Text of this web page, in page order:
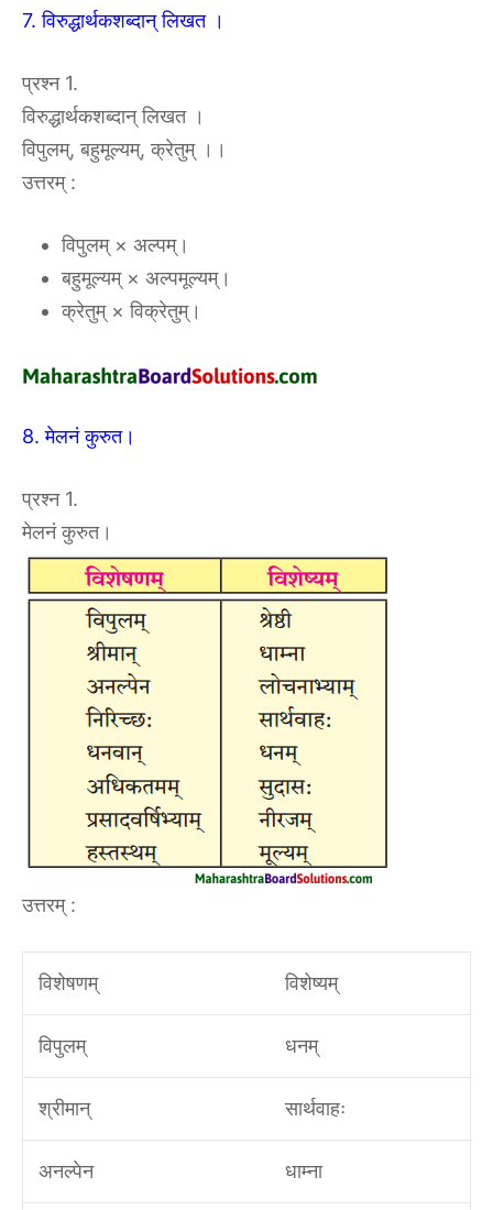
7. विरुद्धार्थकशब्दान् लिखत ।
प्रश्न 1.
विरुद्धार्थकशब्दान् लिखत ।
विपुलम्, बहुमूल्यम्, क्रेतुम् ।।
उत्तरम्‌ :‌
विपुलम् × अल्पम्।
बहुमूल्यम् × अल्पमूल्यम्।
क्रेतुम् × विक्रेतुम्।
8. मेलनं कुरुत।
प्रश्न 1.
मेलनं कुरुत।
उत्तरम्‌ :‌
विशेषणम् विशेष्यम्
विपुलम् धनम्
श्रीमान् सार्थवाहः
अनल्पेन धाम्ना